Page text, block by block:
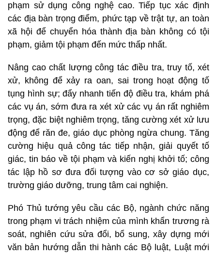
phạm sử dụng công nghệ cao. Tiếp tục xác định
các địa bàn trọng điểm, phức tạp về trật tự, an toàn
xã hội để chuyển hóa thành địa bàn không có tội
phạm, giảm tội phạm đến mức thấp nhất.
Nâng cao chất lượng công tác điều tra, truy tố, xét
xử, không để xảy ra oan, sai trong hoạt động tố
tụng hình sự; đẩy nhanh tiến độ điều tra, khám phá
các vụ án, sớm đưa ra xét xử các vụ án rất nghiêm
trọng, đặc biệt nghiêm trọng, tăng cường xét xử lưu
động để răn đe, giáo dục phòng ngừa chung. Tăng
cường hiệu quả công tác tiếp nhận, giải quyết tố
giác, tin báo về tội phạm và kiến nghị khởi tố; công
tác lập hồ sơ đưa đối tượng vào cơ sở giáo dục,
trường giáo dưỡng, trung tâm cai nghiện.
Phó Thủ tướng yêu cầu các Bộ, ngành chức năng
trong phạm vi trách nhiệm của mình khẩn trương rà
soát, nghiên cứu sửa đổi, bổ sung, xây dựng mới
văn bản hướng dẫn thi hành các Bộ luật, Luật mới